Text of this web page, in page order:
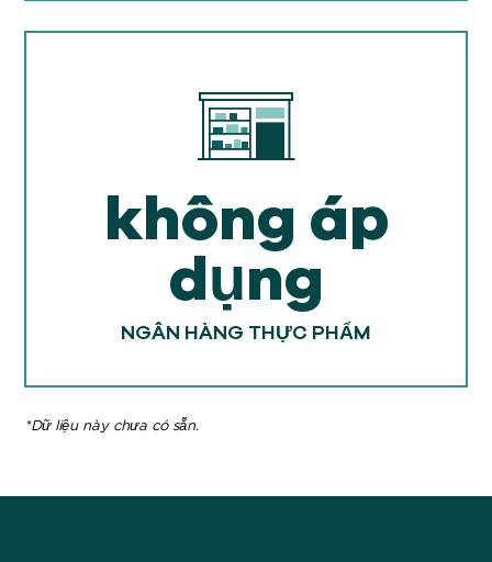
không áp
dụng
NGÂN HÀNG THỰC PHẨM
*Dữ liệu này chưa có sẵn.